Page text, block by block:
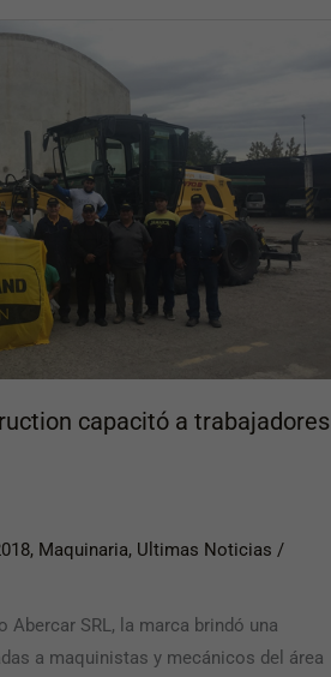
capacitó a trabajadores
, Maquinaria, Ultimas Noticias /
SRL, la marca brindó una
a maquinistas y mecánicos del área